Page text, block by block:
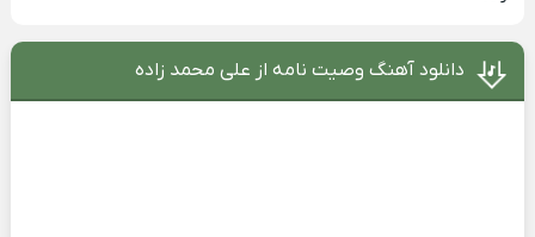
دانلود آهنگ وصیت نامه از علی محمد زاده